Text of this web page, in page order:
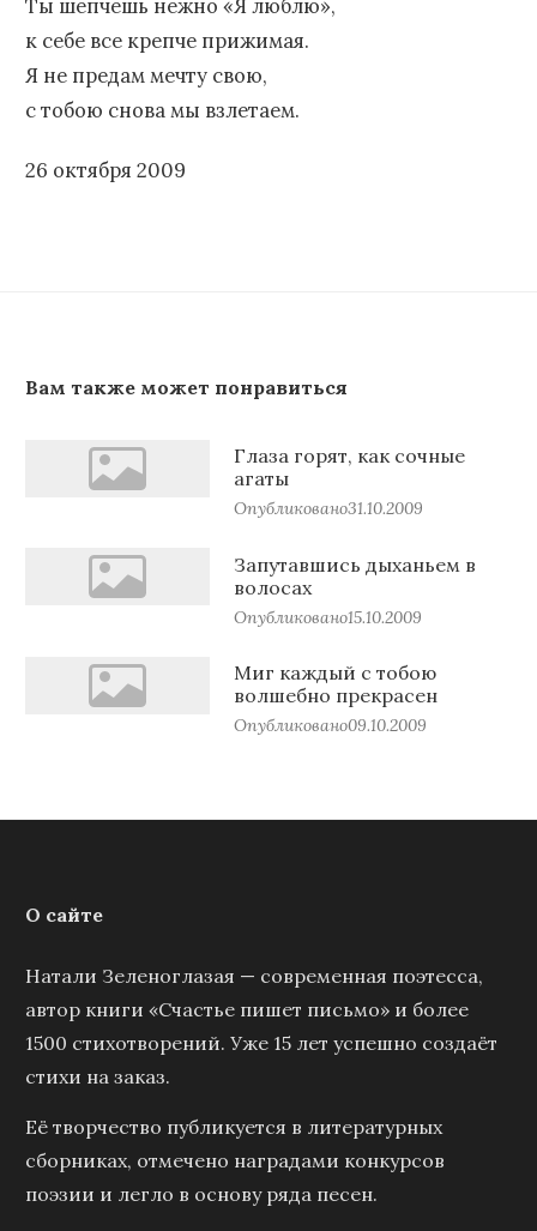
Ты шепчешь нежно «Я люблю»,
к себе все крепче прижимая.
Я не предам мечту свою,
с тобою снова мы взлетаем.
26 октября 2009
Вам также может понравиться
Глаза горят, как сочные
агаты
Опубликовано31.10.2009
Запутавшись дыханьем в
волосах
Опубликовано15.10.2009
Миг каждый с тобою
волшебно прекрасен
Опубликовано09.10.2009
О сайте
Натали Зеленоглазая — современная поэтесса,
автор книги «Счастье пишет письмо» и более
1500 стихотворений. Уже 15 лет успешно создаёт
стихи на заказ.
Её творчество публикуется в литературных
сборниках, отмечено наградами конкурсов
поэзии и легло в основу ряда песен.